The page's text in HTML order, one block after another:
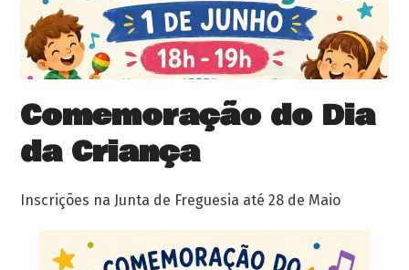
Comemoração do Dia
da Criança
Inscrições na Junta de Freguesia até 28 de Maio